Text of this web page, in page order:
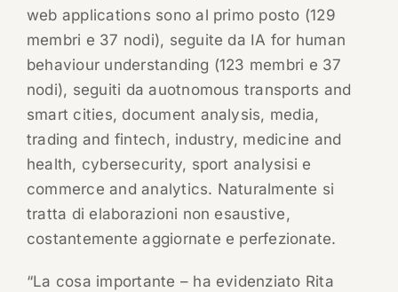
web applications sono al primo posto (129
membri e 37 nodi), seguite da IA for human
behaviour understanding (123 membri e 37
nodi), seguiti da auotnomous transports and
smart cities, document analysis, media,
trading and fintech, industry, medicine and
health, cybersecurity, sport analysisi e
commerce and analytics. Naturalmente si
tratta di elaborazioni non esaustive,
costantemente aggiornate e perfezionate.
“La cosa importante – ha evidenziato Rita